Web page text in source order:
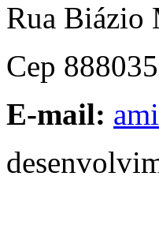
Rua Biázio
Cep
E-mail: